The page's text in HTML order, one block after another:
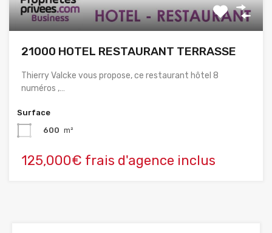
21000 HOTEL RESTAURANT TERRASSE
Thierry Valcke vous propose, ce restaurant hôtel 8
numéros ,…
Surface
600 m²
125,000€ frais d'agence inclus